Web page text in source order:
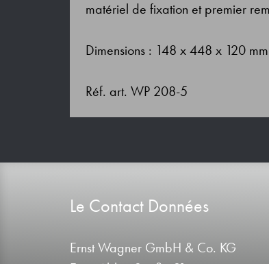
matériel de fixation et premier
Dimensions : 148 x 448 x 120 mm
Réf. art. WP 208-5
Le Contact Données
Ernst Wagner GmbH & Co. KG